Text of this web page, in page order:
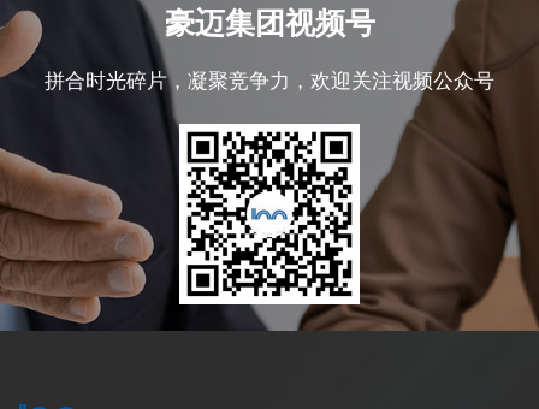
豪迈集团视频号
拼合时光碎片，凝聚竞争力，欢迎关注视频公众号